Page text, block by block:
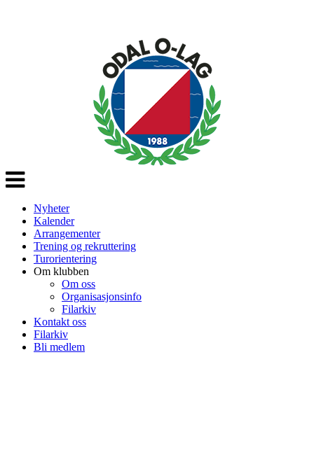
Veksle
navigasjon
Nyheter
Kalender
Arrangementer
Trening og rekruttering
Turorientering
Om klubben
Om oss
Organisasjonsinfo
Filarkiv
Kontakt oss
Filarkiv
Bli medlem